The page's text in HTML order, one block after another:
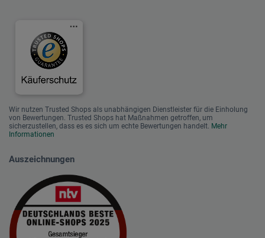
Wir nutzen Trusted Shops als unabhängigen Dienstleister für die Einholung
von Bewertungen. Trusted Shops hat Maßnahmen getroffen, um
sicherzustellen, dass es es sich um echte Bewertungen handelt. Mehr
Informationen
Auszeichnungen